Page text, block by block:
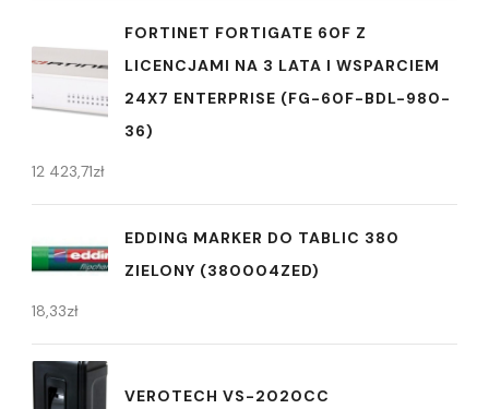
FORTINET FORTIGATE 60F Z
LICENCJAMI NA 3 LATA I WSPARCIEM
24X7 ENTERPRISE (FG-60F-BDL-980-
36)
12 423,71zł
EDDING MARKER DO TABLIC 380
ZIELONY (380004ZED)
18,33zł
VEROTECH VS-2020CC